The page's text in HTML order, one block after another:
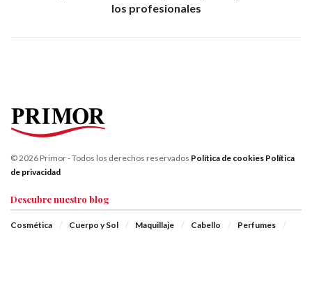
los profesionales
© 2026 Primor - Todos los derechos reservados Política de cookies Política
de privacidad
Descubre nuestro blog
Cosmética Cuerpo y Sol Maquillaje Cabello
Perfumes